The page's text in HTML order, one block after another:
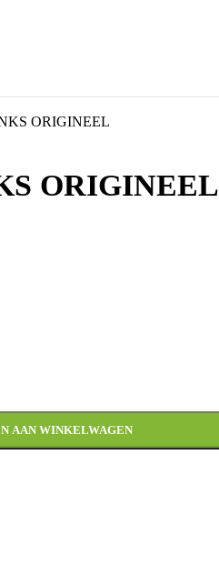
ORIGINEEL
ORIGINEEL
AAN WINKELWAGEN